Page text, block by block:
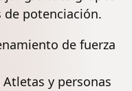
de potenciación.
de fuerza
Atletas y personas